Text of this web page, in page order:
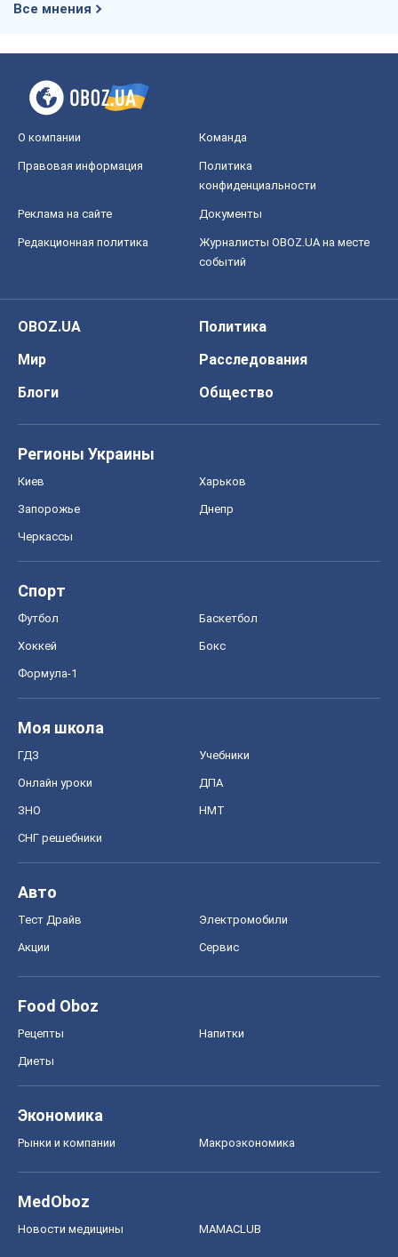
Все мнения
О компании Команда
Правовая информация
Политика
конфиденциальности
Реклама на сайте Документы
Редакционная политика
Журналисты OBOZ.UA на месте
событий
OBOZ.UA
Политика
Мир
Расследования
Блоги
Общество
Регионы Украины
Киев Харьков
Запорожье Днепр
Черкассы
Спорт
Футбол Баскетбол
Хоккей Бокс
Формула-1
Моя школа
ГДЗ Учебники
Онлайн уроки ДПА
ЗНО НМТ
СНГ решебники
Авто
Тест Драйв Электромобили
Акции Сервис
Food Oboz
Рецепты Напитки
Диеты
Экономика
Рынки и компании Mакроэкономика
MedOboz
Новости медицины MAMACLUB